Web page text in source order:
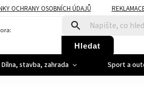
OCHRANY OSOBNÍCH ÚDAJŮ
Hledat
Dílna, stavba, zahrada Sport a